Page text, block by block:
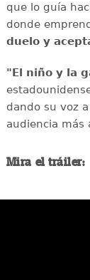
que lo guía
donde
duelo y
"El niño y la
dando su voz
audiencia más
Mira el tráiler: